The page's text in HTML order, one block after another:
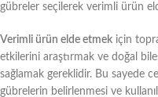
gübreler seçilerek verimli ürün
Verimli ürün elde etmek için
etkilerini araştırmak ve doğal
sağlamak gereklidir. Bu sayede
gübrelerin belirlenmesi ve